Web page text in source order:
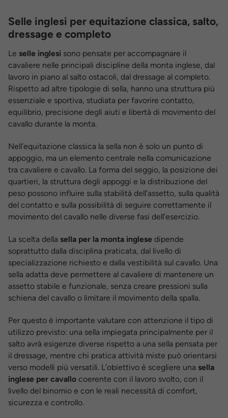
Selle inglesi per equitazione classica, salto,
dressage e completo
Le selle inglesi sono pensate per accompagnare il
cavaliere nelle principali discipline della monta inglese, dal
lavoro in piano al salto ostacoli, dal dressage al completo.
Rispetto ad altre tipologie di sella, hanno una struttura più
essenziale e sportiva, studiata per favorire contatto,
equilibrio, precisione degli aiuti e libertà di movimento del
cavallo durante la monta.
Nell’equitazione classica la sella non è solo un punto di
appoggio, ma un elemento centrale nella comunicazione
tra cavaliere e cavallo. La forma del seggio, la posizione dei
quartieri, la struttura degli appoggi e la distribuzione del
peso possono influire sulla stabilità dell’assetto, sulla qualità
del contatto e sulla possibilità di seguire correttamente il
movimento del cavallo nelle diverse fasi dell’esercizio.
La scelta della sella per la monta inglese dipende
soprattutto dalla disciplina praticata, dal livello di
specializzazione richiesto e dalla vestibilità sul cavallo. Una
sella adatta deve permettere al cavaliere di mantenere un
assetto stabile e funzionale, senza creare pressioni sulla
schiena del cavallo o limitare il movimento della spalla.
Per questo è importante valutare con attenzione il tipo di
utilizzo previsto: una sella impiegata principalmente per il
salto avrà esigenze diverse rispetto a una sella pensata per
il dressage, mentre chi pratica attività miste può orientarsi
verso modelli più versatili. L’obiettivo è scegliere una sella
inglese per cavallo coerente con il lavoro svolto, con il
livello del binomio e con le reali necessità di comfort,
sicurezza e controllo.